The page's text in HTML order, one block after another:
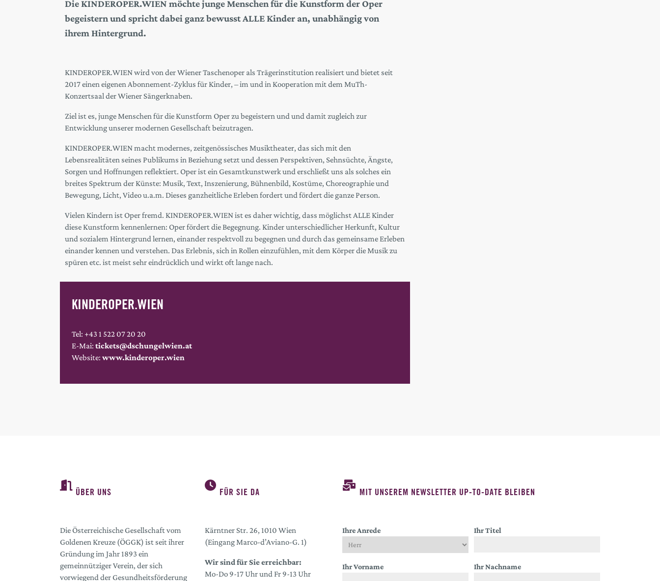
Die KINDEROPER.WIEN möchte junge Menschen für die Kunstform der Oper
begeistern und spricht dabei ganz bewusst ALLE Kinder an, unabhängig von
ihrem Hintergrund.
KINDEROPER.WIEN wird von der Wiener Taschenoper als Trägerinstitution realisiert und bietet seit
2017 einen eigenen Abonnement-Zyklus für Kinder, – im und in Kooperation mit dem MuTh-
Konzertsaal der Wiener Sängerknaben.
Ziel ist es, junge Menschen für die Kunstform Oper zu begeistern und und damit zugleich zur
Entwicklung unserer modernen Gesellschaft beizutragen.
KINDEROPER.WIEN macht modernes, zeitgenössisches Musiktheater, das sich mit den
Lebensrealitäten seines Publikums in Beziehung setzt und dessen Perspektiven, Sehnsüchte, Ängste,
Sorgen und Hoffnungen reflektiert. Oper ist ein Gesamtkunstwerk und erschließt uns als solches ein
breites Spektrum der Künste: Musik, Text, Inszenierung, Bühnenbild, Kostüme, Choreographie und
Bewegung, Licht, Video u.a.m. Dieses ganzheitliche Erleben fordert und fördert die ganze Person.
Vielen Kindern ist Oper fremd. KINDEROPER.WIEN ist es daher wichtig, dass möglichst ALLE Kinder
diese Kunstform kennenlernen: Oper fördert die Begegnung. Kinder unterschiedlicher Herkunft, Kultur
und sozialem Hintergrund lernen, einander respektvoll zu begegnen und durch das gemeinsame Erleben
einander kennen und verstehen. Das Erlebnis, sich in Rollen einzufühlen, mit dem Körper die Musik zu
spüren etc. ist meist sehr eindrücklich und wirkt oft lange nach.
KINDEROPER.WIEN
Tel: +43 1 522 07 20 20
E-Mai:tickets@dschungelwien.at
Website:www.kinderoper.wien
ÜBER UNS
Die Österreichische Gesellschaft vom
Goldenen Kreuze (ÖGGK) ist seit ihrer
Gründung im Jahr 1893 ein
gemeinnütziger Verein, der sich
vorwiegend der Gesundheitsförderung
FÜR SIE DA
Kärntner Str. 26, 1010 Wien
(Eingang Marco-d’Aviano-G. 1)
Wir sind für Sie erreichbar:
Mo-Do 9-17 Uhr und Fr 9-13 Uhr
MIT UNSEREM NEWSLETTER UP-TO-DATE BLEIBEN
Ihre Anrede Ihr Titel
Ihr Vorname Ihr Nachname